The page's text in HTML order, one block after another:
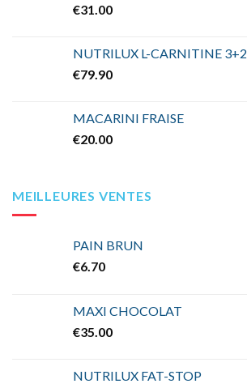
€31.00
NUTRILUX L-CARNITINE 3+2
€79.90
MACARINI FRAISE
€20.00
MEILLEURES VENTES
PAIN BRUN
€6.70
MAXI CHOCOLAT
€35.00
NUTRILUX FAT-STOP